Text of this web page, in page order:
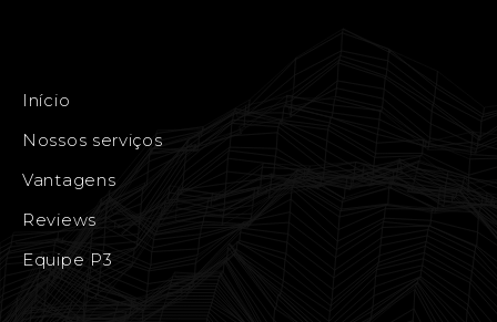
Início
Nossos serviços
Vantagens
Reviews
Equipe P3